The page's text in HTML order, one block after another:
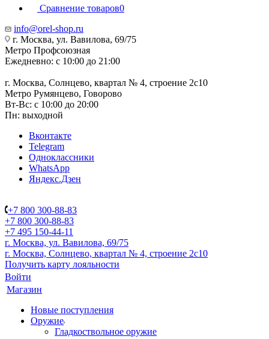
Сравнение товаров0
info@orel-shop.ru
г. Москва, ул. Вавилова, 69/75
Метро Профсоюзная
Ежедневно: с 10:00 до 21:00
г. Москва, Солнцево, квартал № 4, строение 2с10
Метро Румянцево, Говорово
Вт-Вс: с 10:00 до 20:00
Пн: выходной
Вконтакте
Telegram
Одноклассники
WhatsApp
Яндекс.Дзен
+7 800 300-88-83
+7 800 300-88-83
+7 495 150-44-11
г. Москва, ул. Вавилова, 69/75
г. Москва, Солнцево, квартал № 4, строение 2с10
Получить карту лояльности
Войти
Магазин
Новые поступления
Оружие
Гладкоствольное оружие